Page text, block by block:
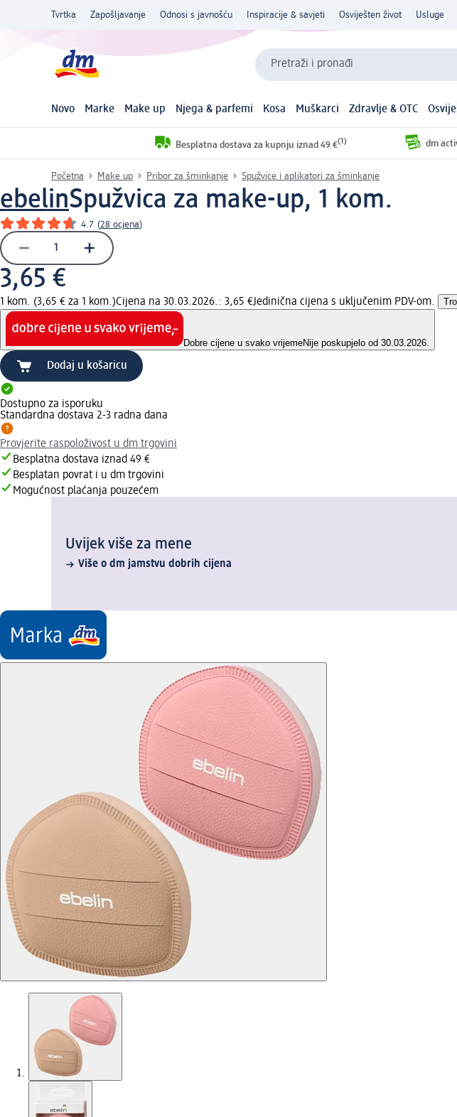
Tvrtka Zapošljavanje Odnosi s javnošću Inspiracije & savjeti Osviješten život Usluge
Pretraži i pronađi
Novo Marke Make up Njega & parfemi Kosa Muškarci Zdravlje & OTC
Besplatna dostava za kupnju iznad 49 €(1) dm
Početna Make up Pribor za šminkanje Spužvice i aplikatori za šminkanje
ebelinSpužvica za make-up, 1 kom.
4.7 (28 ocjena)
3,65 €
1 kom. (3,65 € za 1 kom.)Cijena na 30.03.2026.: 3,65 €Jedinična cijena s uključenim PDV-om.
Dobre cijene u svako vrijemeNije poskupjelo od 30.03.2026.
Dodaj u košaricu
Dostupno za isporuku
Standardna dostava 2-3 radna dana
Provjerite raspoloživost u dm trgovini
Besplatna dostava iznad 49 €
Besplatan povrat i u dm trgovini
Mogućnost plaćanja pouzećem
Uvijek više za mene
Više o dm jamstvu dobrih cijena